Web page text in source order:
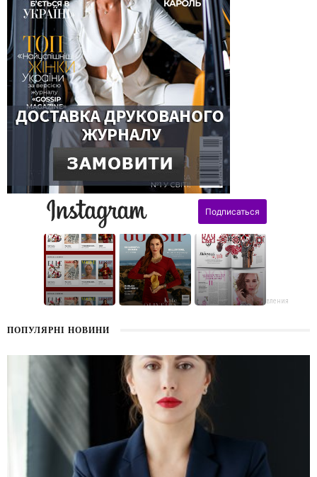
поздравления
ПОПУЛЯРНІ НОВИНИ